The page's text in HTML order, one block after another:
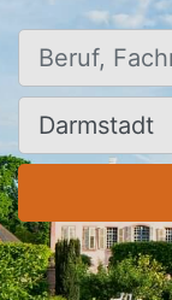
Beruf,
Ort, Stadt